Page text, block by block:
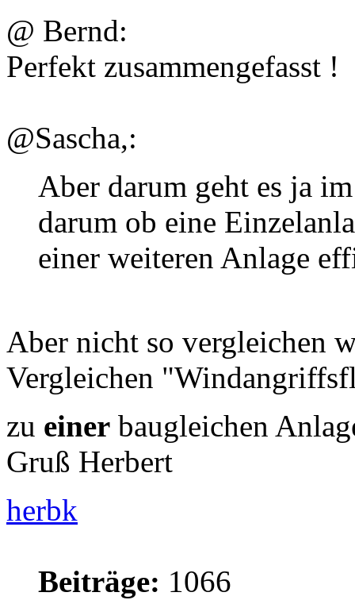
@ Bernd:
Perfekt zusammengefasst !
@Sascha,:
Aber darum geht es ja
darum ob eine
einer weiteren Anlage
Aber nicht so vergleichen
Vergleichen
zu einer baugleichen
Gruß Herbert
herbk
Beiträge: 1066